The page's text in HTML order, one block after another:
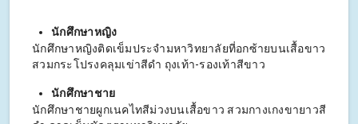
นักศึกษาหญิง
นักศึกษาหญิงติดเข็มประจำมหาวิทยาลัยที่อกซ้ายบนเสื้อขาว
สวมกระโปรงคลุมเข่าสีดำ ถุงเท้า-รองเท้าสีขาว
นักศึกษาชาย
นักศึกษาชายผูกเนคไทสีม่วงบนเสื้อขาว สวมกางเกงขายาวสี